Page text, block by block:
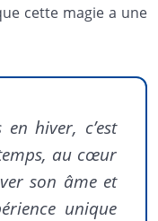
cette magie a une
hiver, c’est
au cœur
son âme et
unique